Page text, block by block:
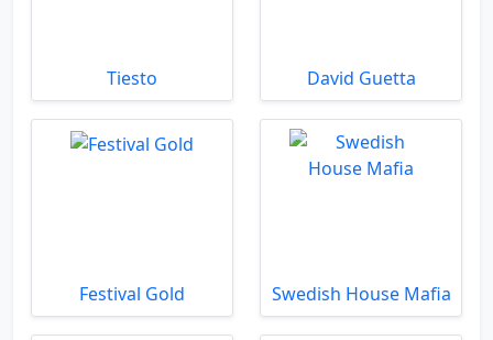
Tiesto David Guetta
Festival Gold Swedish House Mafia